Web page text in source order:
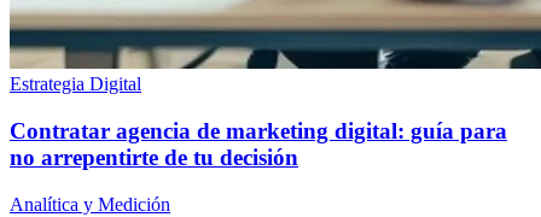
Estrategia Digital
Contratar agencia de marketing digital: guía para
no arrepentirte de tu decisión
Analítica y Medición